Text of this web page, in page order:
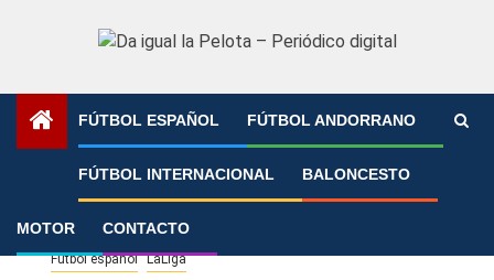
FÚTBOL ESPAÑOL FÚTBOL ANDORRANO
FÚTBOL INTERNACIONAL BALONCESTO
MOTOR CONTACTO
»
Fútbol español LaLiga